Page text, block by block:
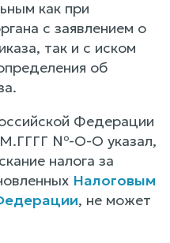
как при
с заявлением о
так и с иском
об
Федерации
№-О-О указал,
налога за
Налоговым
, не может